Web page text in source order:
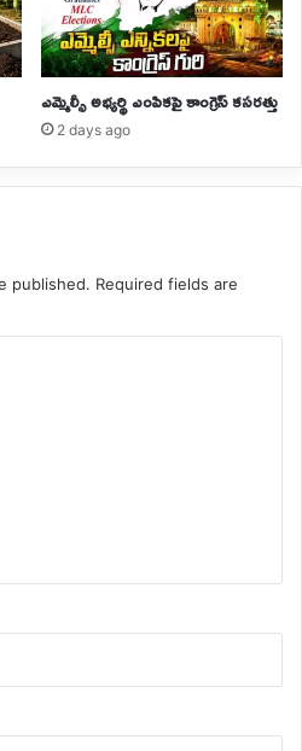
ఎమ్మెల్సీ అభ్యర్థి ఎంపికపై కాంగ్రెస్ కసరత్తు
2 days ago
published. Required fields are